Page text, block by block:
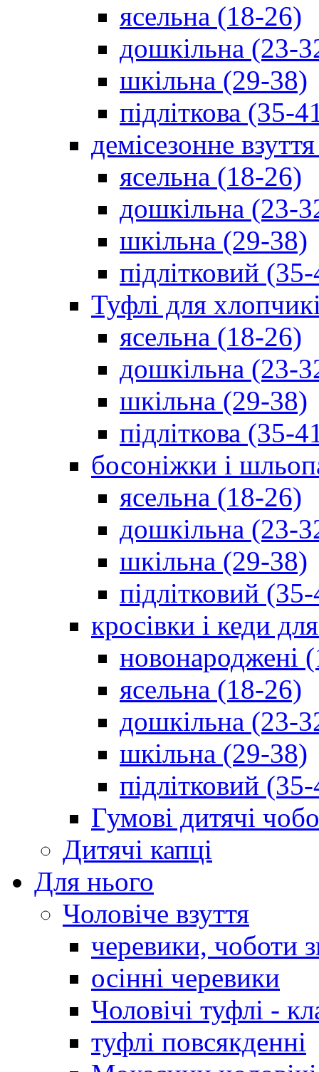
ясельна (18-26)
дошкільна (23-
шкільна (29-38)
підліткова (35-
демісезонне
ясельна (18-26)
дошкільна (23-
шкільна (29-38)
підлітковий
Туфлі для
ясельна (18-26)
дошкільна (23-
шкільна (29-38)
підліткова (35-
босоніжки і
ясельна (18-26)
дошкільна (23-
шкільна (29-38)
підлітковий
кросівки і кеди
новонароджені
ясельна (18-26)
дошкільна (23-
шкільна (29-38)
підлітковий
Гумові дитячі
Дитячі капці
Для нього
Чоловіче взуття
черевики, чоботи
осінні черевики
Чоловічі туфлі -
туфлі повсякденні